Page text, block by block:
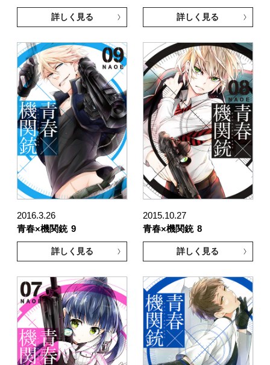
詳しく見る 詳しく見る
2016.3.26
青春×機関銃 9
詳しく見る
2015.10.27
青春×機関銃 8
詳しく見る